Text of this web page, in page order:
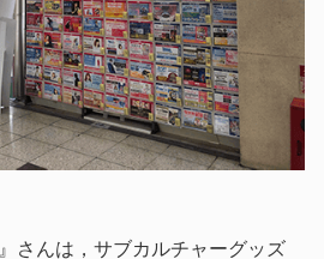
さんは，サブカルチャーグッズ